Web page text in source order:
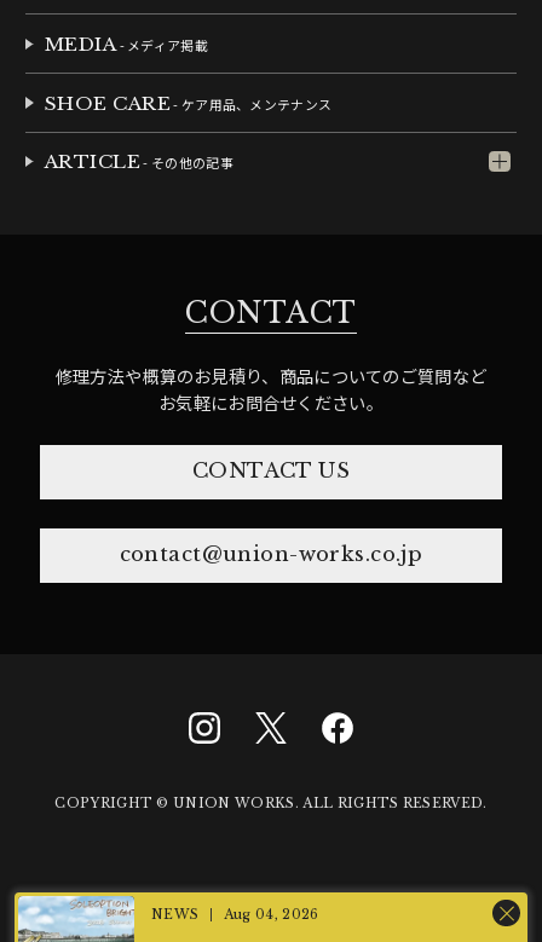
Aug 04, 2026
MEDIA- メディア掲載
SHOE CARE- ケア用品、メンテナンス
ARTICLE- その他の記事
CONTACT
修理方法や概算のお見積り、商品についてのご質問など
お気軽にお問合せください。
CONTACT US
contact@union-works.co.jp
COPYRIGHT © UNION WORKS. ALL RIGHTS RESERVED.